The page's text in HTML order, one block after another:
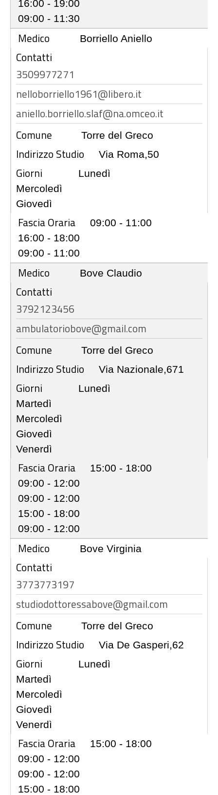
16:00 - 19:00
09:00 - 11:30
Medico Borriello Aniello
Contatti
3509977271
nelloborriello1961@libero.it
aniello.borriello.slaf@na.omceo.it
Comune
Torre del Greco
Indirizzo Studio Via Roma,50
Giorni
Lunedì
Mercoledì
Giovedì
Fascia Oraria
09:00 - 11:00
16:00 - 18:00
09:00 - 11:00
Medico Bove Claudio
Contatti
3792123456
ambulatoriobove@gmail.com
Comune
Torre del Greco
Indirizzo Studio Via Nazionale,671
Giorni
Lunedì
Martedì
Mercoledì
Giovedì
Venerdì
Fascia Oraria
15:00 - 18:00
09:00 - 12:00
09:00 - 12:00
15:00 - 18:00
09:00 - 12:00
Medico Bove Virginia
Contatti
3773773197
studiodottoressabove@gmail.com
Comune
Torre del Greco
Indirizzo Studio Via De Gasperi,62
Giorni
Lunedì
Martedì
Mercoledì
Giovedì
Venerdì
Fascia Oraria
15:00 - 18:00
09:00 - 12:00
09:00 - 12:00
15:00 - 18:00